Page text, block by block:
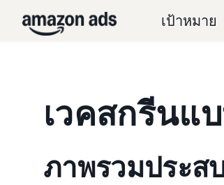
เป้าหมาย
เวคสกรีนแ
ภาพรวมประส